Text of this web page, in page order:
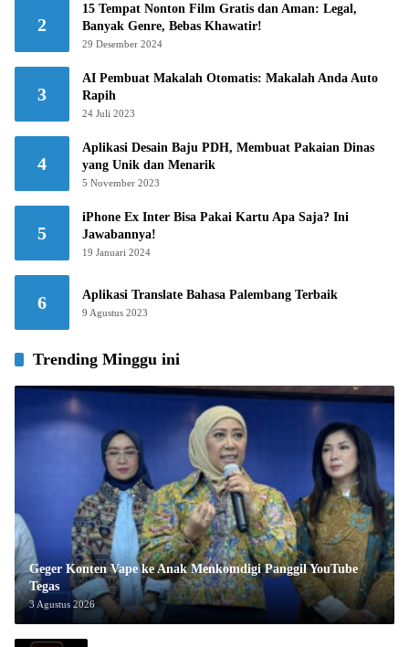
2
15 Tempat Nonton Film Gratis dan Aman: Legal,
Banyak Genre, Bebas Khawatir!
29 Desember 2024
3
AI Pembuat Makalah Otomatis: Makalah Anda Auto
Rapih
24 Juli 2023
4
Aplikasi Desain Baju PDH, Membuat Pakaian Dinas
yang Unik dan Menarik
5 November 2023
5
iPhone Ex Inter Bisa Pakai Kartu Apa Saja? Ini
Jawabannya!
19 Januari 2024
6 Aplikasi Translate Bahasa Palembang Terbaik
9 Agustus 2023
Trending Minggu ini
Geger Konten Vape ke Anak Menkomdigi Panggil YouTube
Tegas
3 Agustus 2026